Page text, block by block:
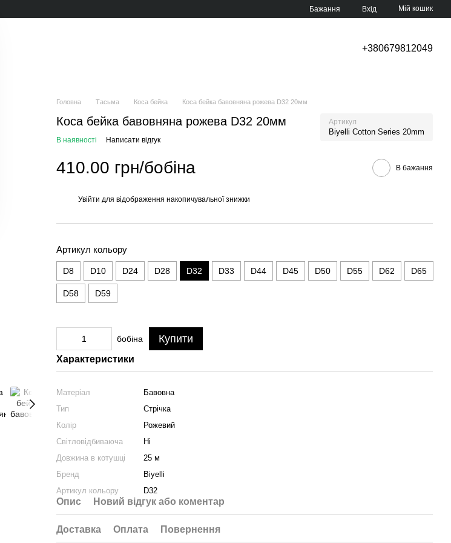
Бажання Вхід Мій кошик
+380679812049
Головна Тасьма Коса бейка Коса бейка бавовняна рожева D32 20мм
Коса бейка бавовняна рожева D32 20мм Артикул
Biyelli Cotton Series 20mm
В наявності Написати відгук
410.00 грн/бобіна В бажання
Увійти для відображення накопичувальної знижки
Артикул кольору
D8 D10 D24 D28 D32 D33 D44 D45 D50 D55 D62 D65
D58 D59
бобіна Купити
Характеристики
Матеріал
Бавовна
Тип
Стрічка
Колір
Рожевий
Світловідбиваюча
Ні
Довжина в котушці
25 м
Бренд
Biyelli
Артикул кольору
D32
Опис Новий відгук або коментар
Доставка Оплата Повернення